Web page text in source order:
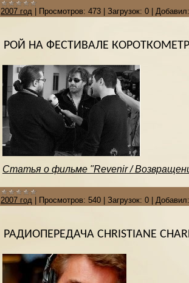
2007 год Просмотров: 473 Загрузок: 0 Добавил:
РОЙ НА ФЕСТИВАЛЕ
Статья о фильме "Revenir /
2007 год Просмотров: 540 Загрузок: 0 Добавил:
РАДИОПЕРЕДАЧА CHRISTIANE